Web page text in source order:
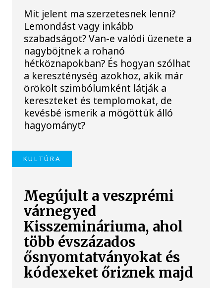
Mit jelent ma szerzetesnek lenni?
Lemondást vagy inkább
szabadságot? Van-e valódi üzenete a
nagyböjtnek a rohanó
hétköznapokban? És hogyan szólhat
a kereszténység azokhoz, akik már
örökölt szimbólumként látják a
kereszteket és templomokat, de
kevésbé ismerik a mögöttük álló
hagyományt?
KULTÚRA
Megújult a veszprémi
várnegyed
Kisszemináriuma, ahol
több évszázados
ősnyomtatványokat és
kódexeket őriznek majd